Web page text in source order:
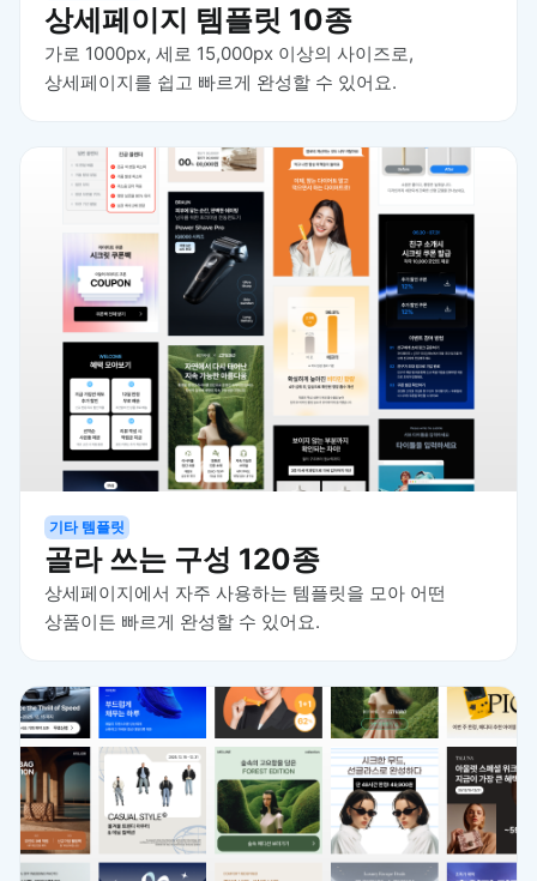
상세페이지 템플릿 10종
가로 1000px, 세로 15,000px 이상의 사이즈로,
상세페이지를 쉽고 빠르게 완성할 수 있어요.
기타 템플릿
골라 쓰는 구성 120종
상세페이지에서 자주 사용하는 템플릿을 모아 어떤
상품이든 빠르게 완성할 수 있어요.